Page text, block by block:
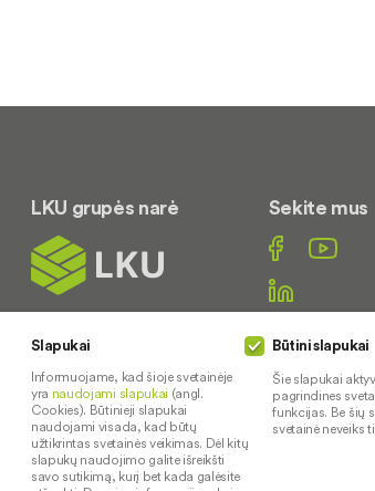
LKU grupės narė Sekite mus
Susisiekite
(0 45)
I-IV 8:00-
Slapukai
Informuojame, kad šioje svetainėje
yra naudojami slapukai (angl.
Cookies). Būtinieji slapukai
naudojami visada, kad būtų
užtikrintas svetainės veikimas. Dėl kitų
slapukų naudojimo galite išreikšti
savo sutikimą, kurį bet kada galėsite
Būtini slapukai
Šie slapukai
pagrindines
funkcijas. Be šių
svetainė neveiks